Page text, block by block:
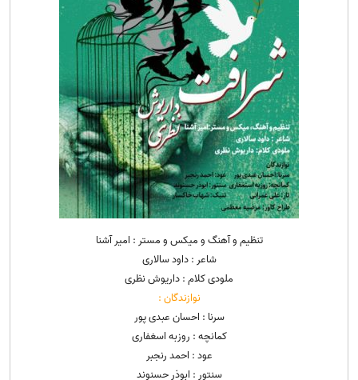
تنظیم و آهنگ و میکس و مستر : امیر آشنا
شاعر : داود سالاری
ملودی کلام : داریوش نظری
نوازندگان :
سرنا : احسان عبدی پور
کمانچه : روزبه اسغفاری
عود : احمد رنجبر
سنتور : ابوذر حسنوند